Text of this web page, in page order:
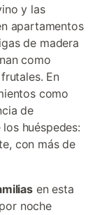
y las
apartamentos
de madera
como
En
como
de
huéspedes:
con más de
en esta
noche